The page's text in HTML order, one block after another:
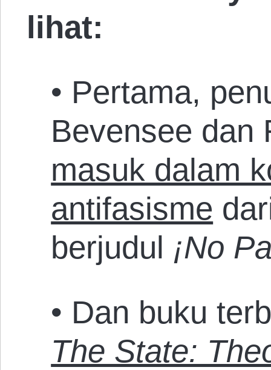
lihat:
• Pertama,
Bevensee dan
masuk dalam
antifasisme
berjudul ¡No
• Dan buku
The State: